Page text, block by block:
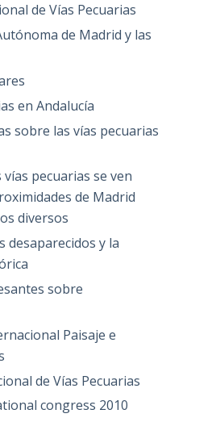
de Vías Pecuarias
de Madrid y las
en Andalucía
sobre las vías pecuarias
vías pecuarias se ven
de Madrid
diversos
desaparecidos y la
sobre
Paisaje e
de Vías Pecuarias
congress 2010